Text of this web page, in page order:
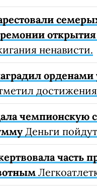
ненависти.
чемпионскую
Деньги
часть